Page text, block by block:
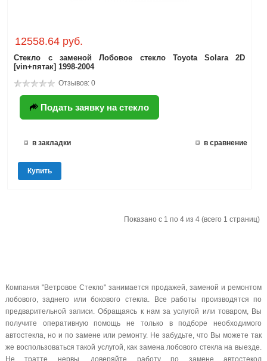
12558.64 руб.
Стекло с заменой Лобовое стекло Toyota Solara 2D
[vin+пятак] 1998-2004
Отзывов: 0
Подать заявку на стекло
в закладки в сравнение
Купить
Показано с 1 по 4 из 4 (всего 1 страниц)
Компания "Ветровое Стекло" занимается продажей, заменой и ремонтом
лобового, заднего или бокового стекла. Все работы производятся по
предварительной записи. Обращаясь к нам за услугой или товаром, Вы
получите оперативную помощь не только в подборе необходимого
автостекла, но и по замене или ремонту. Не забудьте, что Вы можете так
же воспользоваться такой услугой, как замена лобового стекла на выезде.
Не тратте нервы, доверяйте работу по замене автостекол